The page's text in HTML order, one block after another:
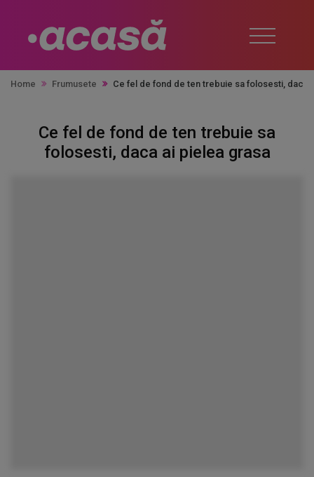
Home Frumusete Ce fel de fond de ten trebuie sa folosesti, daca
Ce fel de fond de ten trebuie sa
folosesti, daca ai pielea grasa